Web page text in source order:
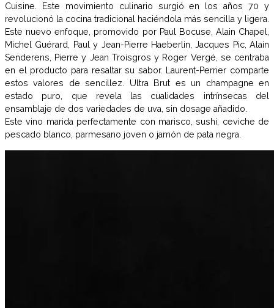
Cuisine. Este movimiento culinario surgió en los años 70 y
revolucionó la cocina tradicional haciéndola más sencilla y ligera.
Este nuevo enfoque, promovido por Paul Bocuse, Alain Chapel,
Michel Guérard, Paul y Jean-Pierre Haeberlin, Jacques Pic, Alain
Senderens, Pierre y Jean Troisgros y Roger Vergé, se centraba
en el producto para resaltar su sabor. Laurent-Perrier comparte
estos valores de sencillez. Ultra Brut es un champagne en
estado puro, que revela las cualidades intrínsecas del
ensamblaje de dos variedades de uva, sin dosage añadido.
Este vino marida perfectamente con marisco, sushi, ceviche de
pescado blanco, parmesano joven o jamón de pata negra.